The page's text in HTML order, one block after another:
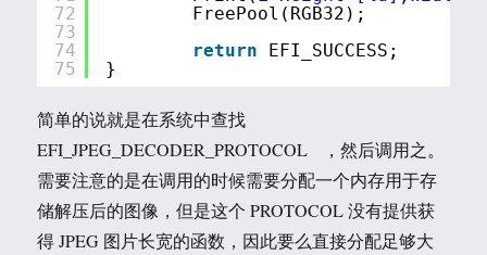
72
73
74
75
FreePool(RGB32);
return
EFI_SUCCESS;
}
简单的说就是在系统中查找
EFI_JPEG_DECODER_PROTOCOL ，然后调用之。
需要注意的是在调用的时候需要分配一个内存用于存
储解压后的图像，但是这个 PROTOCOL 没有提供获
得 JPEG 图片长宽的函数，因此要么直接分配足够大